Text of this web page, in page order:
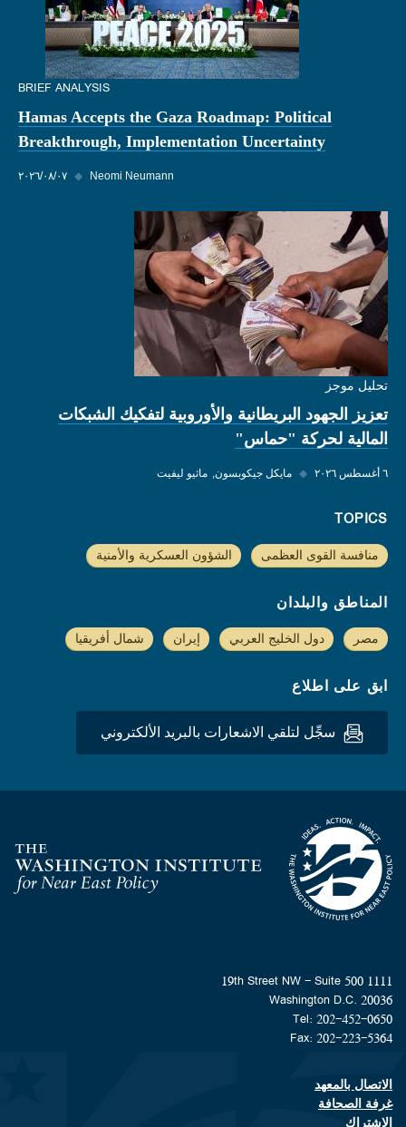
BRIEF ANALYSIS
Hamas Accepts the Gaza Roadmap: Political
Breakthrough, Implementation Uncertainty
٠٧‏/٠٨‏/٢٠٢٦ ◆ Neomi Neumann
تحليل موجز
تعزيز الجهود البريطانية والأوروبية لتفكيك الشبكات
المالية لحركة "حماس"
٦ أغسطس ٢٠٢٦ ◆ مايكل جيكوبسون ماثيو ليفيت
TOPICS
منافسة القوى العظمى الشؤون العسكرية والأمنية
المناطق والبلدان
مصر دول الخليج العربي إيران شمال أفريقيا
ابق على اطلاع
سجِّل لتلقي الاشعارات بالبريد الألكتروني
Homepage
1111 19th Street NW - Suite 500
Washington D.C. 20036
Tel: 202-452-0650
Fax: 202-223-5364
Footer contact links
الاتصال بالمعهد
غرفة الصحافة
الاشتراك